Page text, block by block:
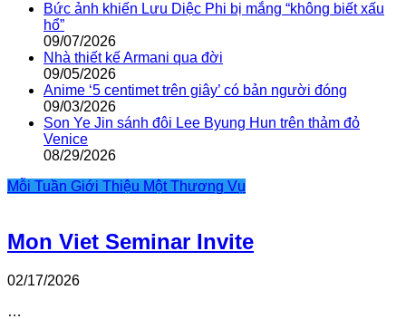
Bức ảnh khiến Lưu Diệc Phi bị mắng “không biết xấu
hổ”
09/07/2026
Nhà thiết kế Armani qua đời
09/05/2026
Anime ‘5 centimet trên giây’ có bản người đóng
09/03/2026
Son Ye Jin sánh đôi Lee Byung Hun trên thảm đỏ
Venice
08/29/2026
Mỗi Tuần Giới Thiệu Một Thương Vụ
Mon Viet Seminar Invite
02/17/2026
…